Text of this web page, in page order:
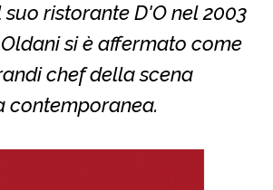
ristorante D'O nel 2003
si è affermato come
chef della scena
contemporanea.